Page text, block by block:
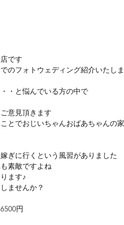
です
のフォトウェディング紹介いたし
・と悩んでいる方の中で
意見頂きます
とでおじいちゃんおばあちゃんの
ぎに行くという風習がありました
素敵ですよね
ます♪
ませんか？
円